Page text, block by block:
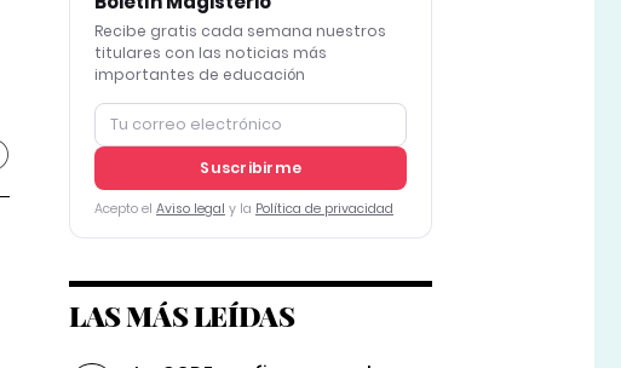
Recibe gratis cada semana nuestros
titulares con las noticias más
importantes de educación
Suscribirme
Acepto el Aviso legal y la Política de privacidad
LAS MÁS LEÍDAS